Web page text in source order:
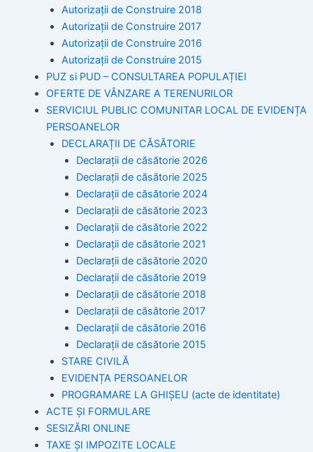
Autorizaţii de Construire 2018
Autorizaţii de Construire 2017
Autorizaţii de Construire 2016
Autorizaţii de Construire 2015
PUZ si PUD – CONSULTAREA POPULAȚIEI
OFERTE DE VÂNZARE A TERENURILOR
SERVICIUL PUBLIC COMUNITAR LOCAL DE EVIDENȚA
PERSOANELOR
DECLARAȚII DE CĂSĂTORIE
Declarații de căsătorie 2026
Declarații de căsătorie 2025
Declarații de căsătorie 2024
Declarații de căsătorie 2023
Declarații de căsătorie 2022
Declarații de căsătorie 2021
Declarații de căsătorie 2020
Declarații de căsătorie 2019
Declarații de căsătorie 2018
Declarații de căsătorie 2017
Declarații de căsătorie 2016
Declarații de căsătorie 2015
STARE CIVILĂ
EVIDENȚA PERSOANELOR
PROGRAMARE LA GHIȘEU (acte de identitate)
ACTE ȘI FORMULARE
SESIZĂRI ONLINE
TAXE ȘI IMPOZITE LOCALE